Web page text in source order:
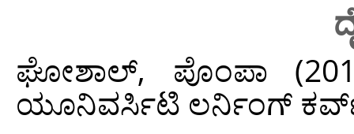
ಘೋಶಾಲ್, ಪೊಂಪಾ
ಯೂನಿವರ್ಸಿಟಿ ಲರ್ನಿಂಗ್